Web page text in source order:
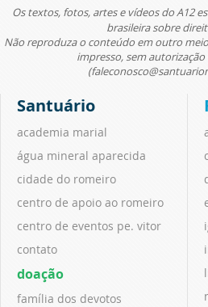
Os textos, fotos, artes e vídeos do A12
brasileira sobre
Não reproduza o conteúdo em outro
impresso, sem autorização
Santuário
academia marial
água mineral aparecida
cidade do romeiro
centro de apoio ao romeiro
centro de eventos pe. vitor
contato
doação
família dos devotos